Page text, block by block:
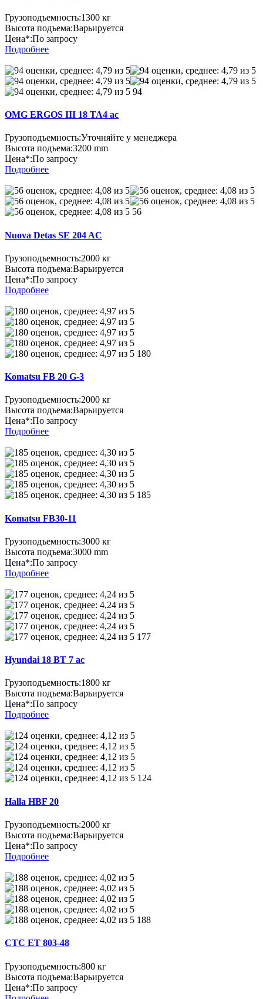
Грузоподъемность:1300 кг
Высота подъема:Варьируется
Цена*:По запросу
Подробнее
94
OMG ERGOS III 18 TA4 ac
Грузоподъемность:Уточняйте у менеджера
Высота подъема:3200 mm
Цена*:По запросу
Подробнее
56
Nuova Detas SE 204 AC
Грузоподъемность:2000 кг
Высота подъема:Варьируется
Цена*:По запросу
Подробнее
180
Komatsu FB 20 G-3
Грузоподъемность:2000 кг
Высота подъема:Варьируется
Цена*:По запросу
Подробнее
185
Komatsu FB30-11
Грузоподъемность:3000 кг
Высота подъема:3000 mm
Цена*:По запросу
Подробнее
177
Hyundai 18 BT 7 ac
Грузоподъемность:1800 кг
Высота подъема:Варьируется
Цена*:По запросу
Подробнее
124
Halla HBF 20
Грузоподъемность:2000 кг
Высота подъема:Варьируется
Цена*:По запросу
Подробнее
188
CTC ET 803-48
Грузоподъемность:800 кг
Высота подъема:Варьируется
Цена*:По запросу